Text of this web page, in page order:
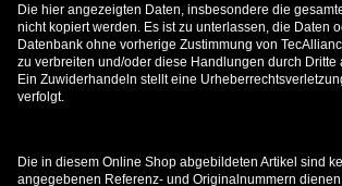
Die hier angezeigten Daten, insbesondere die
nicht kopiert werden. Es ist zu unterlassen, die Daten
Datenbank ohne vorherige Zustimmung von
zu verbreiten und/oder diese Handlungen durch Dritte
Ein Zuwiderhandeln stellt eine
verfolgt.
Die in diesem Online Shop abgebildeten Artikel sind
angegebenen Referenz- und Originalnummern